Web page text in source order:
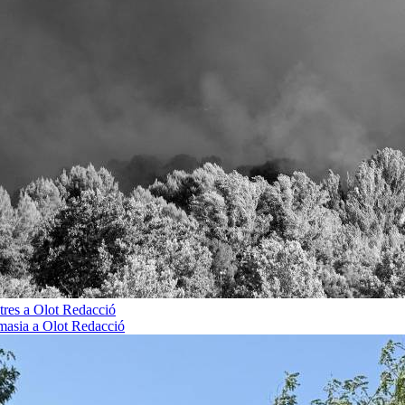
a Olot Redacció
a Olot Redacció